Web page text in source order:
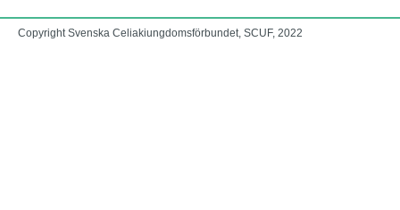
Copyright Svenska Celiakiungdomsförbundet, SCUF, 2022